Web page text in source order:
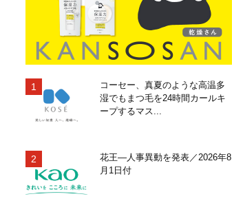
コーセー、真夏のような高温多
湿でもまつ毛を24時間カールキ
ープするマス...
花王―人事異動を発表／2026年8
月1日付